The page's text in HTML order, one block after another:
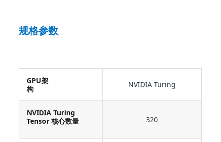
规格参数
GPU架
构
NVIDIA Turing
NVIDIA Turing
Tensor 核心数量
320